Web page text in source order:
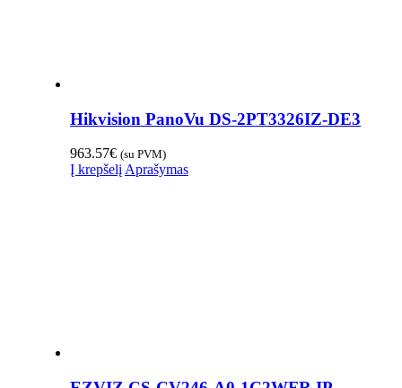
Hikvision PanoVu DS-2PT3326IZ-DE3
963.57€ (su PVM)
Į krepšelį Aprašymas